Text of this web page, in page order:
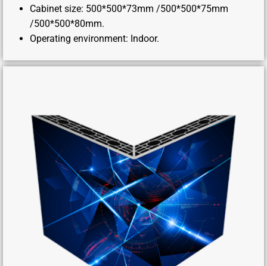
Cabinet size: 500*500*73mm /500*500*75mm
/500*500*80mm.
Operating environment: Indoor.